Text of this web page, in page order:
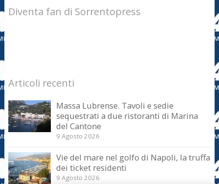
Diventa fan di Sorrentopress
Articoli recenti
Massa Lubrense. Tavoli e sedie
sequestrati a due ristoranti di Marina
del Cantone
9 Agosto 2026
Vie del mare nel golfo di Napoli, la truffa
dei ticket residenti
9 Agosto 2026